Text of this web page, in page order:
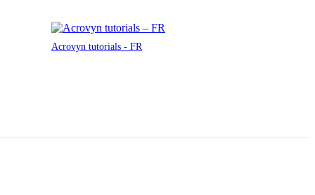
Acrovyn tutorials - FR